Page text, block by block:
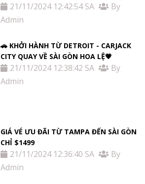
21/11/2024 12:42:54 SA
By
Admin
🚗 KHỞI HÀNH TỪ DETROIT - CARJACK
CITY QUAY VỀ SÀI GÒN HOA LỆ💗
21/11/2024 12:38:42 SA
By
Admin
GIÁ VÉ ƯU ĐÃI TỪ TAMPA ĐẾN SÀI GÒN
CHỈ $1499
21/11/2024 12:36:40 SA
By
Admin